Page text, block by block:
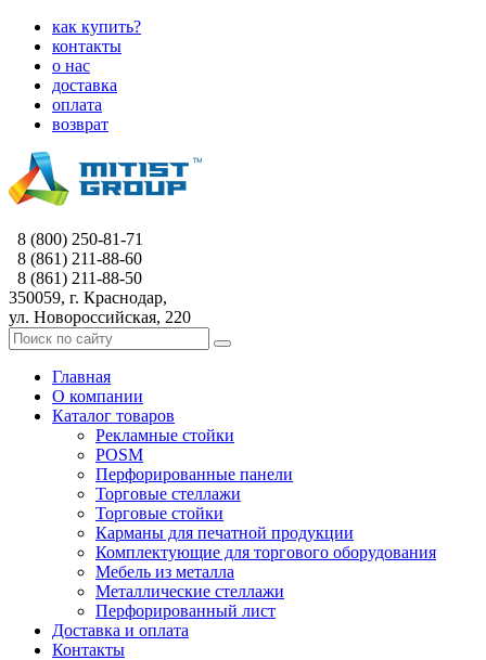
как купить?
контакты
о нас
доставка
оплата
возврат
8 (800) 250-81-71
8 (861) 211-88-60
8 (861) 211-88-50
350059, г. Краснодар,
ул. Новороссийская, 220
Главная
О компании
Каталог товаров
Рекламные стойки
POSM
Перфорированные панели
Торговые стеллажи
Торговые стойки
Карманы для печатной продукции
Комплектующие для торгового оборудования
Мебель из металла
Металлические стеллажи
Перфорированный лист
Доставка и оплата
Контакты